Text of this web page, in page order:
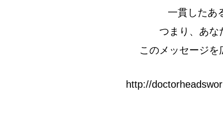
一貫したあ
つまり、あな
このメッセージを
http://